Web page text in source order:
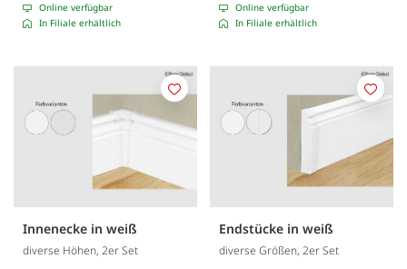
Online verfügbar
In Filiale erhältlich
Online verfügbar
In Filiale erhältlich
Innenecke in weiß
diverse Höhen, 2er Set
Merken
Endstücke in weiß
diverse Größen, 2er Set